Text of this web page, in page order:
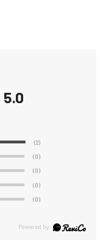
5.0
(2)
(0)
(0)
(0)
(0)